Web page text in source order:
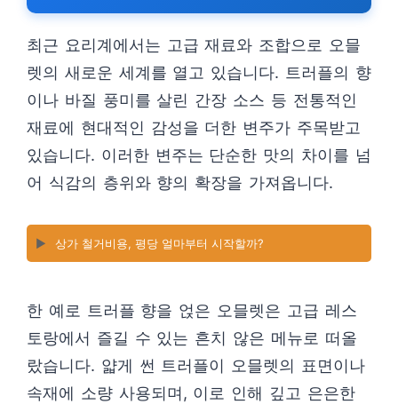
최근 요리계에서는 고급 재료와 조합으로 오믈
렛의 새로운 세계를 열고 있습니다. 트러플의 향
이나 바질 풍미를 살린 간장 소스 등 전통적인
재료에 현대적인 감성을 더한 변주가 주목받고
있습니다. 이러한 변주는 단순한 맛의 차이를 넘
어 식감의 층위와 향의 확장을 가져옵니다.
▶️ 상가 철거비용, 평당 얼마부터 시작할까?
한 예로 트러플 향을 얹은 오믈렛은 고급 레스
토랑에서 즐길 수 있는 흔치 않은 메뉴로 떠올
랐습니다. 얇게 썬 트러플이 오믈렛의 표면이나
속재에 소량 사용되며, 이로 인해 깊고 은은한